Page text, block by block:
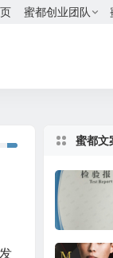
蜜都创业团队
蜜都文